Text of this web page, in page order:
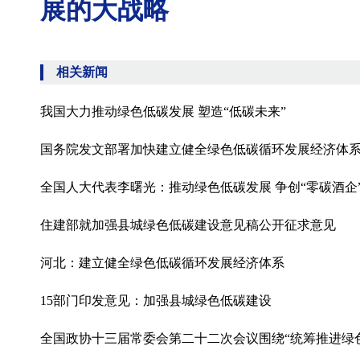
展的大战略
相关新闻
我国大力推动绿色低碳发展 塑造“低碳未来”
国务院发文部署加快建立健全绿色低碳循环发展经济体
全国人大代表李曙光：推动绿色低碳发展 争创“零碳酒企
住建部就加强县城绿色低碳建设意见稿公开征求意见
河北：建立健全绿色低碳循环发展经济体系
15部门印发意见：加强县城绿色低碳建设
全国政协十三届常委会第二十二次会议围绕“统筹推进